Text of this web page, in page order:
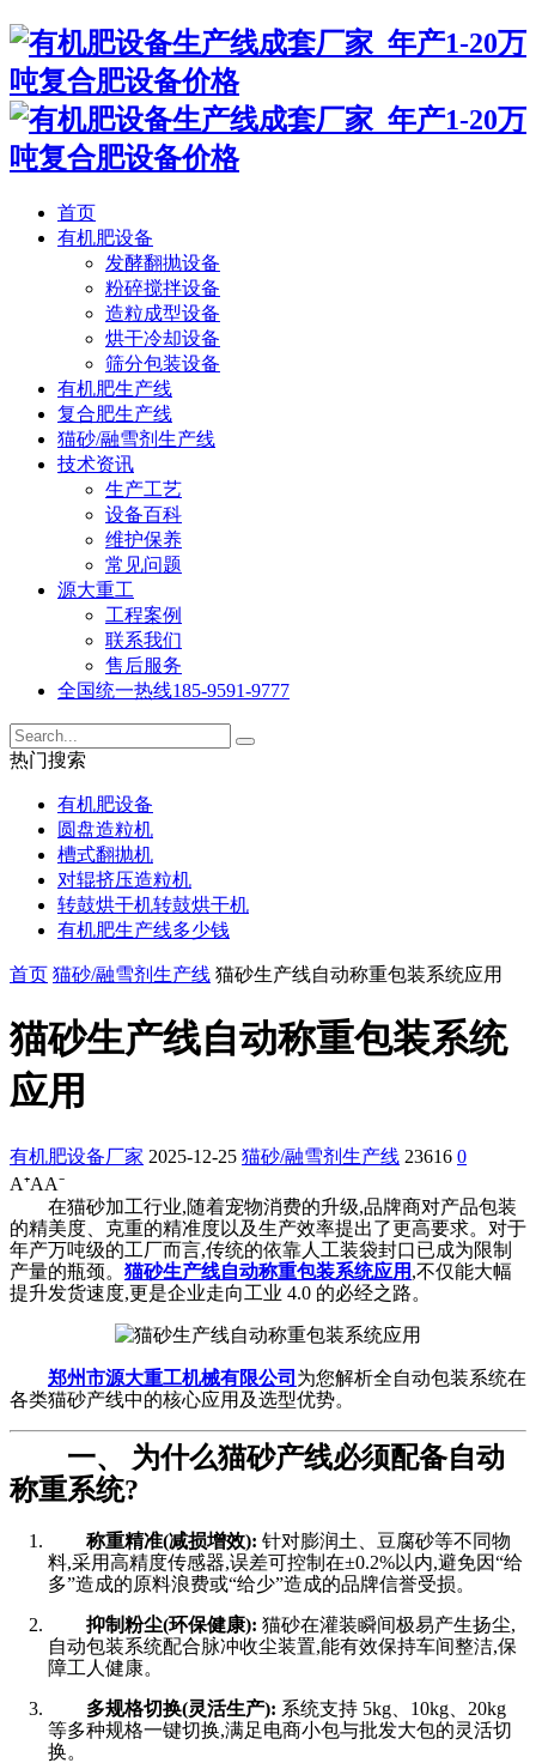
首页
有机肥设备
发酵翻抛设备
粉碎搅拌设备
造粒成型设备
烘干冷却设备
筛分包装设备
有机肥生产线
复合肥生产线
猫砂/融雪剂生产线
技术资讯
生产工艺
设备百科
维护保养
常见问题
源大重工
工程案例
联系我们
售后服务
全国统一热线185-9591-9777
热门搜索
有机肥设备
圆盘造粒机
槽式翻抛机
对辊挤压造粒机
转鼓烘干机转鼓烘干机
有机肥生产线多少钱
首页 猫砂/融雪剂生产线 猫砂生产线自动称重包装系统应用
猫砂生产线自动称重包装系统
应用
有机肥设备厂家 2025-12-25 猫砂/融雪剂生产线 23616 0
A⁺AA⁻
在猫砂加工行业,随着宠物消费的升级,品牌商对产品包装
的精美度、克重的精准度以及生产效率提出了更高要求。对于
年产万吨级的工厂而言,传统的依靠人工装袋封口已成为限制
产量的瓶颈。 猫砂生产线自动称重包装系统应用 ,不仅能大幅
提升发货速度,更是企业走向工业 4.0 的必经之路。
郑州市源大重工机械有限公司 为您解析全自动包装系统在
各类猫砂产线中的核心应用及选型优势。
一、 为什么猫砂产线必须配备自动
称重系统?
称重精准(减损增效): 针对膨润土、豆腐砂等不同物
料,采用高精度传感器,误差可控制在±0.2%以内,避免因“给
多”造成的原料浪费或“给少”造成的品牌信誉受损。
抑制粉尘(环保健康): 猫砂在灌装瞬间极易产生扬尘,
自动包装系统配合脉冲收尘装置,能有效保持车间整洁,保
障工人健康。
多规格切换(灵活生产): 系统支持 5kg、10kg、20kg
等多种规格一键切换,满足电商小包与批发大包的灵活切
换。